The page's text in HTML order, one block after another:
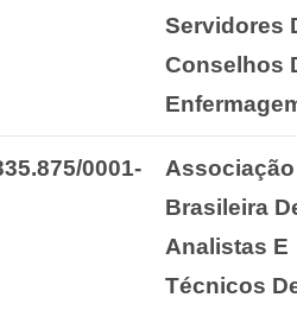
Servidores
Conselhos
0001-
Associação
Brasileira
Analistas E
Técnicos